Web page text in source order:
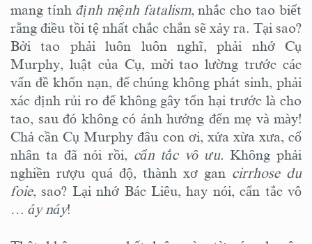
mang tính định mệnh fatalism, nhắc cho tao biết
rằng điều tồi tệ nhất chắc chắn sẽ xảy ra. Tại sao?
Bởi tao phải luôn luôn nghĩ, phải nhớ Cụ
Murphy, luật của Cụ, mời tao lường trước các
vấn đề khốn nạn, để chúng không phát sinh, phải
xác định rủi ro để không gây tổn hại trước là cho
tao, sau đó không có ảnh hưởng đến mẹ và mày!
Chả cần Cụ Murphy đâu con ơi, xửa xừa xưa, cổ
nhân ta đã nói rồi, cẩn tắc vô ưu.Không phải
nghiền rượu quá độ, thành xơ gan cirrhose du
foie, sao? Lại nhớ Bác Liêu, hay nói, cẩn tắc vô
… áy náy!